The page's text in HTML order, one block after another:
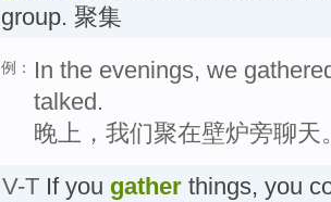
group. 聚集
例：
In the evenings, we
talked.
晚上，我们聚在壁炉旁聊天
V-T If you gather things, you